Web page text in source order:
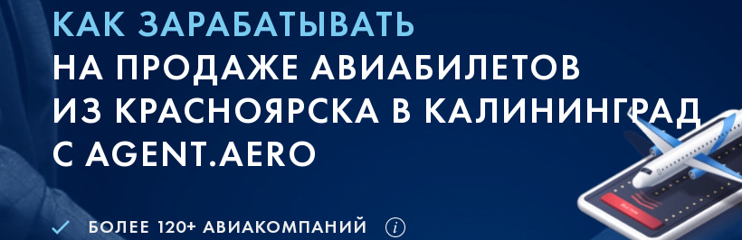
КАК ЗАРАБАТЫВАТЬ
НА ПРОДАЖЕ АВИАБИЛЕТОВ
ИЗ КРАСНОЯРСКА В КАЛИНИНГРАД
С AGENT.AERO
БОЛЕЕ 120+ АВИАКОМПАНИЙ